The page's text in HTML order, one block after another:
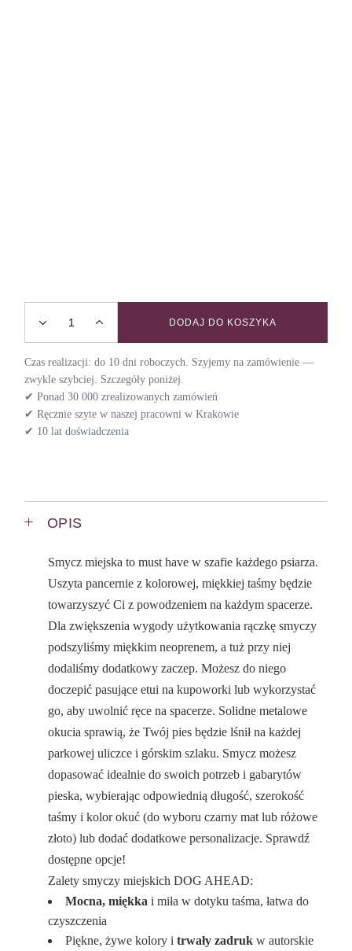
Smycz miejska ASAMI quantityDODAJ DO KOSZYKA
Czas realizacji: do 10 dni roboczych. Szyjemy na zamówienie —
zwykle szybciej. Szczegóły poniżej.
✔ Ponad 30 000 zrealizowanych zamówień
✔ Ręcznie szyte w naszej pracowni w Krakowie
✔ 10 lat doświadczenia
OPIS
Smycz miejska to must have w szafie każdego psiarza.
Uszyta pancernie z kolorowej, miękkiej taśmy będzie
towarzyszyć Ci z powodzeniem na każdym spacerze.
Dla zwiększenia wygody użytkowania rączkę smyczy
podszyliśmy miękkim neoprenem, a tuż przy niej
dodaliśmy dodatkowy zaczep. Możesz do niego
doczepić pasujące etui na kupoworki lub wykorzystać
go, aby uwolnić ręce na spacerze. Solidne metalowe
okucia sprawią, że Twój pies będzie lśnił na każdej
parkowej uliczce i górskim szlaku. Smycz możesz
dopasować idealnie do swoich potrzeb i gabarytów
pieska, wybierając odpowiednią długość, szerokość
taśmy i kolor okuć (do wyboru czarny mat lub różowe
złoto) lub dodać dodatkowe personalizacje. Sprawdź
dostępne opcje!
Zalety smyczy miejskich DOG AHEAD:
Mocna, miękka i miła w dotyku taśma, łatwa do
czyszczenia
Piękne, żywe kolory itrwały zadruk w autorskie